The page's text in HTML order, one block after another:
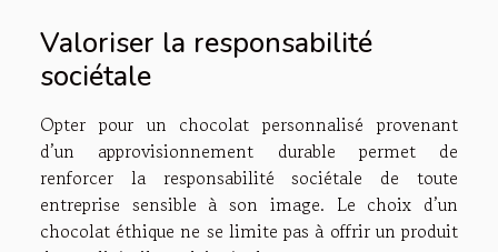
Valoriser la responsabilité
sociétale
Opter pour un chocolat personnalisé provenant
d’un approvisionnement durable permet de
renforcer la responsabilité sociétale de toute
entreprise sensible à son image. Le choix d’un
chocolat éthique ne se limite pas à offrir un produit